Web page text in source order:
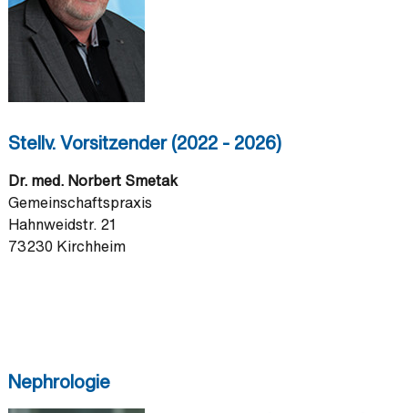
Stellv. Vorsitzender (2022 - 2026)
Dr. med. Norbert Smetak
Gemeinschaftspraxis
Hahnweidstr. 21
73230 Kirchheim
Nephrologie